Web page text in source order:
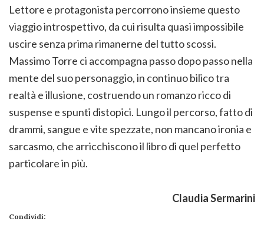
Lettore e protagonista percorrono insieme questo
viaggio introspettivo, da cui risulta quasi impossibile
uscire senza prima rimanerne del tutto scossi.
Massimo Torre ci accompagna passo dopo passo nella
mente del suo personaggio, in continuo bilico tra
realtà e illusione, costruendo un romanzo ricco di
suspense e spunti distopici. Lungo il percorso, fatto di
drammi, sangue e vite spezzate, non mancano ironia e
sarcasmo, che arricchiscono il libro di quel perfetto
particolare in più.
Claudia Sermarini
Condividi: